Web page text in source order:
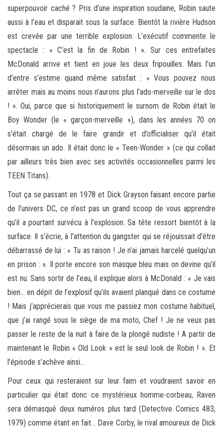
superpouvoir caché ? Pris d’une inspiration soudaine, Robin saute
aussi à l’eau et disparait sous la surface. Bientôt la rivière Hudson
est crevée par une terrible explosion. L’exécutif commente le
spectacle : « C’est la fin de Robin ! ». Sur ces entrefaites
McDonald arrive et tient en joue les deux fripouilles. Mais l’un
d’entre s’estime quand même satisfait : « Vous pouvez nous
arrêter mais au moins nous n’aurons plus l’ado-merveille sur le dos
! ». Oui, parce que si historiquement le surnom de Robin était le
Boy Wonder (le « garçon-merveille »), dans les années 70 on
s’était chargé de le faire grandir et d’officialiser qu’il était
désormais un ado. Il était donc le « Teen-Wonder » (ce qui collait
par ailleurs très bien avec ses activités occasionnelles parmi les
TEEN Titans).
Tout ça se passant en 1978 et Dick Grayson faisant encore partie
de l’univers DC, ce n’est pas un grand scoop de vous apprendre
qu’il a pourtant survécu à l’explosion. Sa tête ressort bientôt à la
surface. Il s’écrie, à l’attention du gangster qui se réjouissait d’être
débarrassé de lui : « Tu as raison ! Je n’ai jamais harcelé quelqu’un
en prison : ». Il porte encore son masque bleu mais on devine qu’il
est nu. Sans sortir de l’eau, il explique alors à McDonald : « Je vais
bien… en dépit de l’explosif qu’ils avaient planqué dans ce costume
! Mais j’apprécierais que vous me passiez mon costume habituel,
que j’ai rangé sous le siège de ma moto, Chef ! Je ne veux pas
passer le reste de la nuit à faire de la plongé nudiste ! A partir de
maintenant le Robin « Old Look » est le seul look de Robin ! ». Et
l’épisode s’achève ainsi…
Pour ceux qui resteraient sur leur faim et voudraient savoir en
particulier qui était donc ce mystérieux homme-corbeau, Raven
sera démasqué deux numéros plus tard (Detective Comics 483,
1979) comme étant en fait… Dave Corby, le rival amoureux de Dick